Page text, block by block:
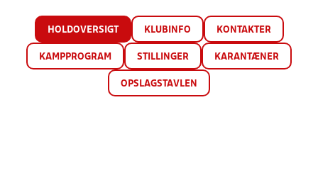
HOLDOVERSIGT KLUBINFO KONTAKTER
KAMPPROGRAM STILLINGER KARANTÆNER
OPSLAGSTAVLEN